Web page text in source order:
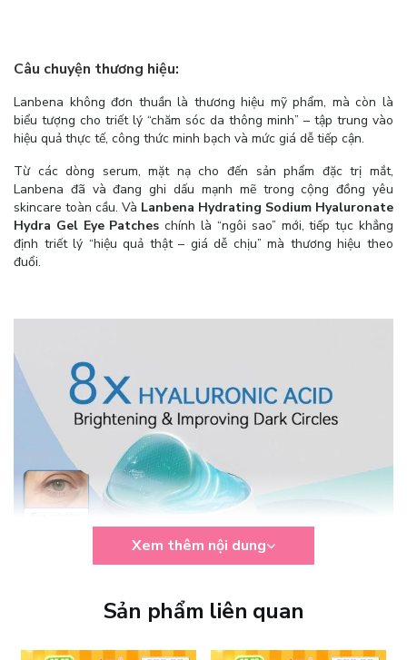
Câu chuyện thương hiệu:
Lanbena không đơn thuần là thương hiệu mỹ phẩm, mà còn là
biểu tượng cho triết lý “chăm sóc da thông minh” – tập trung vào
hiệu quả thực tế, công thức minh bạch và mức giá dễ tiếp cận.
Từ các dòng serum, mặt nạ cho đến sản phẩm đặc trị mắt,
Lanbena đã và đang ghi dấu mạnh mẽ trong cộng đồng yêu
skincare toàn cầu. Và Lanbena Hydrating Sodium Hyaluronate
Hydra Gel Eye Patches chính là “ngôi sao” mới, tiếp tục khẳng
định triết lý “hiệu quả thật – giá dễ chịu” mà thương hiệu theo
đuổi.
Xem thêm nội dung
Sản phẩm liên quan